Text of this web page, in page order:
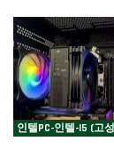
인텔PC-인텔-I5 (고